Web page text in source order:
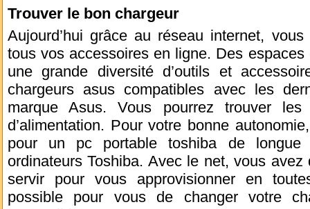
Trouver le bon chargeur
Aujourd’hui grâce au réseau internet,
tous vos accessoires en ligne. Des
une grande diversité d’outils et
chargeurs asus compatibles avec les
marque Asus. Vous pourrez trouver
d’alimentation. Pour votre bonne
pour un pc portable toshiba de longue
ordinateurs Toshiba. Avec le net, vous avez
servir pour vous approvisionner en
possible pour vous de changer votre